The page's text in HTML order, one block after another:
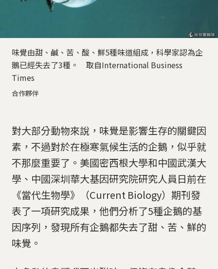
味覺由甜、鹹、苦、酸、鮮5種味道組成，科學家認為企
鵝已經失去了3種。 取自International Business
Times
合作夥伴
對大部分動物來說，味覺是影響生存的關鍵因
素，不過對於在極寒氣候生活的企鵝，似乎就
不那麼重要了。美國密西根大學和中國武漢大
學、中國深圳華大基因研究院研究人員日前在
《當代生物學》（Current Biology）期刊發
表了一項研究成果，他們分析了5種企鵝的基
因序列，發現所有企鵝都失去了甜、苦、鮮的
味覺。